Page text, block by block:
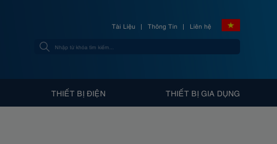
Tài Liệu Thông Tin Liên hệ
THIẾT BỊ ĐIỆN THIẾT BỊ GIA DỤNG